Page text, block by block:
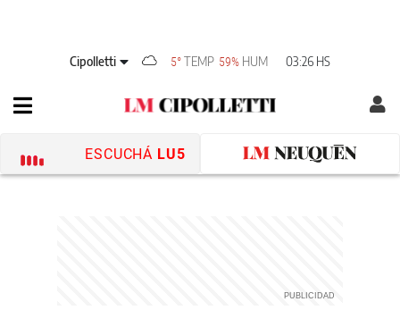
Cipolletti 5° TEMP 59% HUM 03:26 HS
ESCUCHÁ LU5